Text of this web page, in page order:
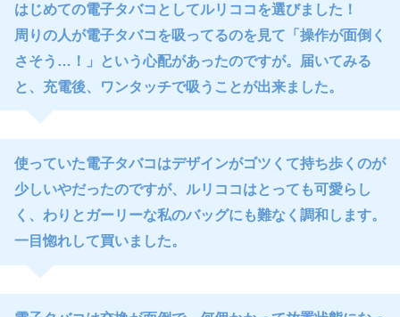
はじめての電子タバコとしてルリココを選びました！
周りの人が電子タバコを吸ってるのを見て「操作が面倒く
さそう…！」という心配があったのですが。届いてみる
と、充電後、ワンタッチで吸うことが出来ました。
使っていた電子タバコはデザインがゴツくて持ち歩くのが
少しいやだったのですが、ルリココはとっても可愛らし
く、わりとガーリーな私のバッグにも難なく調和します。
一目惚れして買いました。